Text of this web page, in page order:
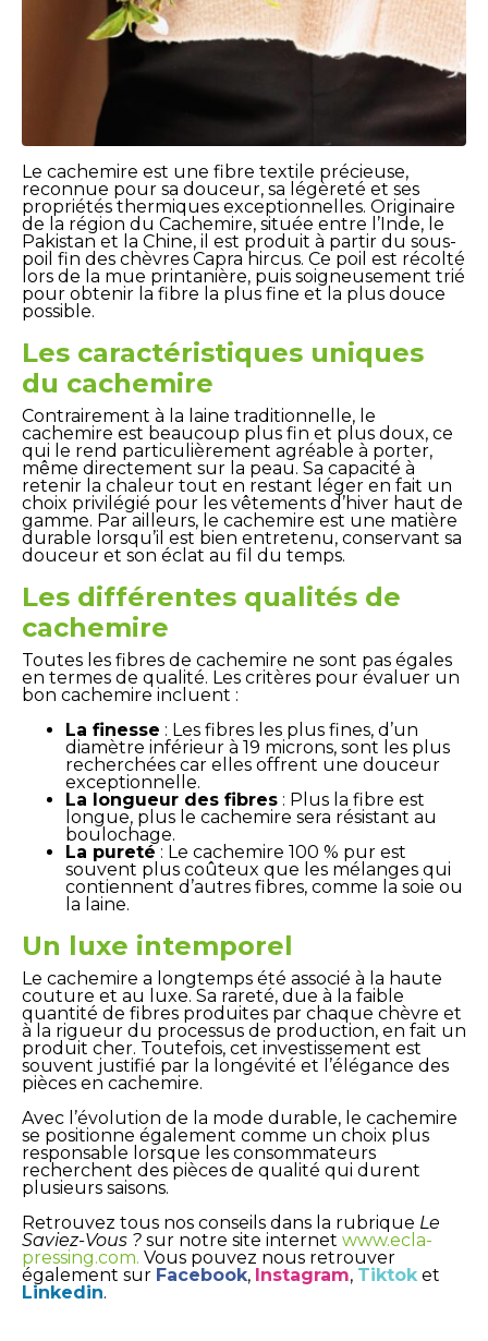
Le cachemire est une fibre textile précieuse,
reconnue pour sa douceur, sa légèreté et ses
propriétés thermiques exceptionnelles. Originaire
de la région du Cachemire, située entre l’Inde, le
Pakistan et la Chine, il est produit à partir du sous-
poil fin des chèvres Capra hircus. Ce poil est récolté
lors de la mue printanière, puis soigneusement trié
pour obtenir la fibre la plus fine et la plus douce
possible.
Les caractéristiques uniques
du cachemire
Contrairement à la laine traditionnelle, le
cachemire est beaucoup plus fin et plus doux, ce
qui le rend particulièrement agréable à porter,
même directement sur la peau. Sa capacité à
retenir la chaleur tout en restant léger en fait un
choix privilégié pour les vêtements d’hiver haut de
gamme. Par ailleurs, le cachemire est une matière
durable lorsqu’il est bien entretenu, conservant sa
douceur et son éclat au fil du temps.
Les différentes qualités de
cachemire
Toutes les fibres de cachemire ne sont pas égales
en termes de qualité. Les critères pour évaluer un
bon cachemire incluent :
La finesse : Les fibres les plus fines, d’un
diamètre inférieur à 19 microns, sont les plus
recherchées car elles offrent une douceur
exceptionnelle.
La longueur des fibres : Plus la fibre est
longue, plus le cachemire sera résistant au
boulochage.
La pureté : Le cachemire 100 % pur est
souvent plus coûteux que les mélanges qui
contiennent d’autres fibres, comme la soie ou
la laine.
Un luxe intemporel
Le cachemire a longtemps été associé à la haute
couture et au luxe. Sa rareté, due à la faible
quantité de fibres produites par chaque chèvre et
à la rigueur du processus de production, en fait un
produit cher. Toutefois, cet investissement est
souvent justifié par la longévité et l’élégance des
pièces en cachemire.
Avec l’évolution de la mode durable, le cachemire
se positionne également comme un choix plus
responsable lorsque les consommateurs
recherchent des pièces de qualité qui durent
plusieurs saisons.
Retrouvez tous nos conseils dans la rubrique Le
Saviez-Vous ? sur notre site internet www.ecla-
pressing.com. Vous pouvez nous retrouver
également sur Facebook, Instagram, Tiktok et
Linkedin.